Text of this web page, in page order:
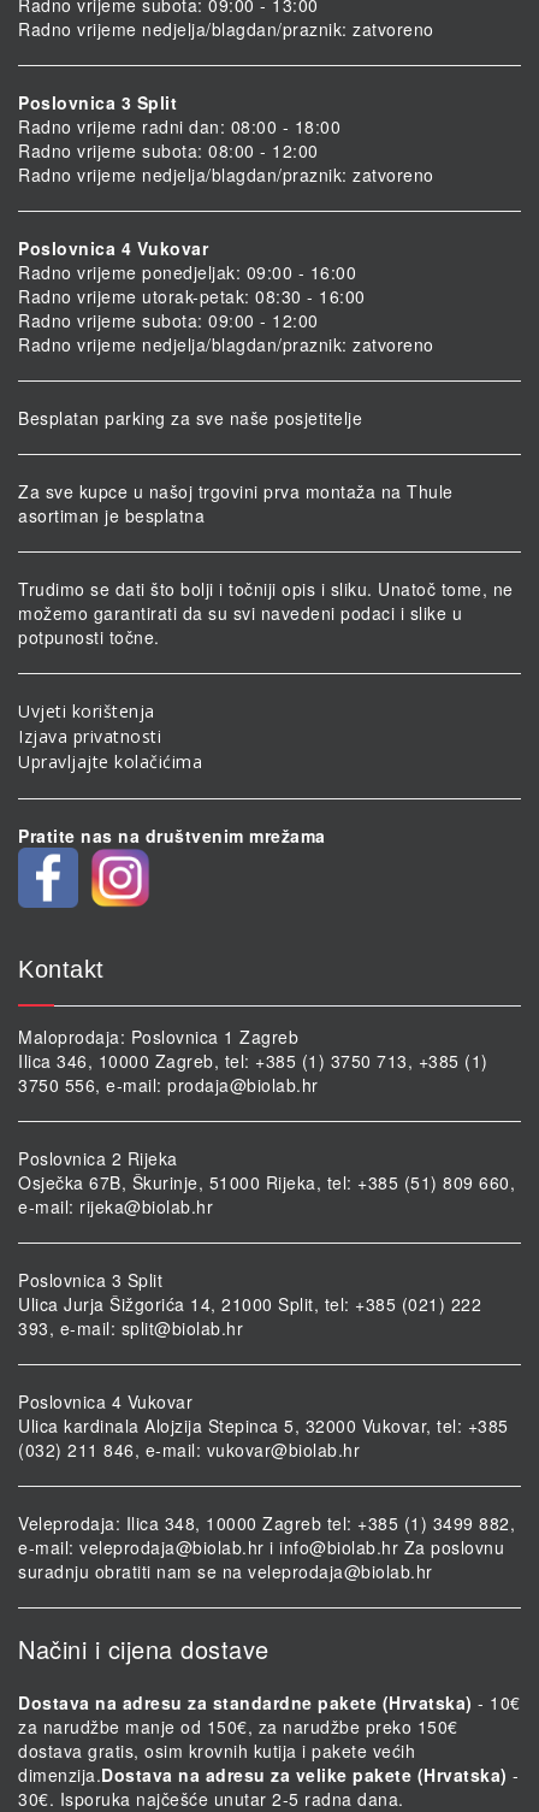
Radno vrijeme nedjelja/blagdan/praznik: zatvoreno
Poslovnica 3 Split
Radno vrijeme radni dan: 08:00 - 18:00
Radno vrijeme subota: 08:00 - 12:00
Radno vrijeme nedjelja/blagdan/praznik: zatvoreno
Poslovnica 4 Vukovar
Radno vrijeme ponedjeljak: 09:00 - 16:00
Radno vrijeme utorak-petak: 08:30 - 16:00
Radno vrijeme subota: 09:00 - 12:00
Radno vrijeme nedjelja/blagdan/praznik: zatvoreno
Besplatan parking za sve naše posjetitelje
Za sve kupce u našoj trgovini prva montaža na Thule
asortiman je besplatna
Trudimo se dati što bolji i točniji opis i sliku. Unatoč tome, ne
možemo garantirati da su svi navedeni podaci i slike u
potpunosti točne.
Uvjeti korištenja
Izjava privatnosti
Upravljajte kolačićima
Pratite nas na društvenim mrežama
Kontakt
Maloprodaja: Poslovnica 1 Zagreb
Ilica 346, 10000 Zagreb, tel: +385 (1) 3750 713, +385 (1)
3750 556, e-mail: prodaja@biolab.hr
Poslovnica 2 Rijeka
Osječka 67B, Škurinje, 51000 Rijeka, tel: +385 (51) 809 660,
e-mail: rijeka@biolab.hr
Poslovnica 3 Split
Ulica Jurja Šižgorića 14, 21000 Split, tel: +385 (021) 222
393, e-mail: split@biolab.hr
Poslovnica 4 Vukovar
Ulica kardinala Alojzija Stepinca 5, 32000 Vukovar, tel: +385
(032) 211 846, e-mail: vukovar@biolab.hr
Veleprodaja: Ilica 348, 10000 Zagreb tel: +385 (1) 3499 882,
e-mail: veleprodaja@biolab.hr i info@biolab.hr Za poslovnu
suradnju obratiti nam se na veleprodaja@biolab.hr
Načini i cijena dostave
Dostava na adresu za standardne pakete (Hrvatska) - 10€
za narudžbe manje od 150€, za narudžbe preko 150€
dostava gratis, osim krovnih kutija i pakete većih
dimenzija.Dostava na adresu za velike pakete (Hrvatska) -
30€. Isporuka najčešće unutar 2-5 radna dana.